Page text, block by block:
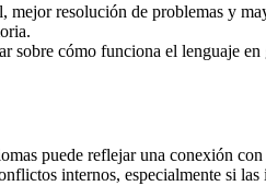
resolución de problemas y
cómo funciona el lenguaje
puede reflejar una conexión
internos, especialmente si